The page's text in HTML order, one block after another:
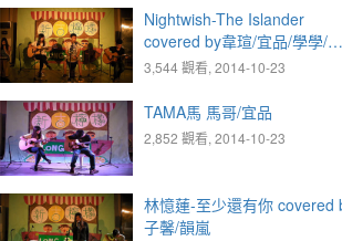
Nightwish-The Islander
covered by韋瑄/宜品/學學/伊
涵
3,544 觀看, 2014-10-23
TAMA馬 馬哥/宜品
2,852 觀看, 2014-10-23
林憶蓮-至少還有你 covered
子馨/韻嵐